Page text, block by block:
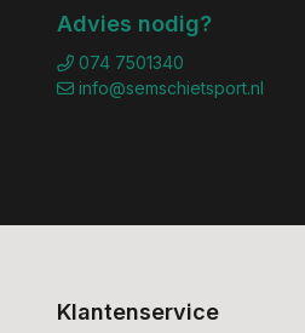
Advies nodig?
074 7501340
info@semschietsport.nl
Klantenservice